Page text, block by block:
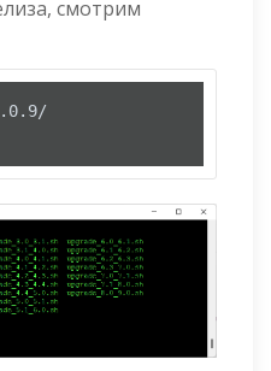
смотрим